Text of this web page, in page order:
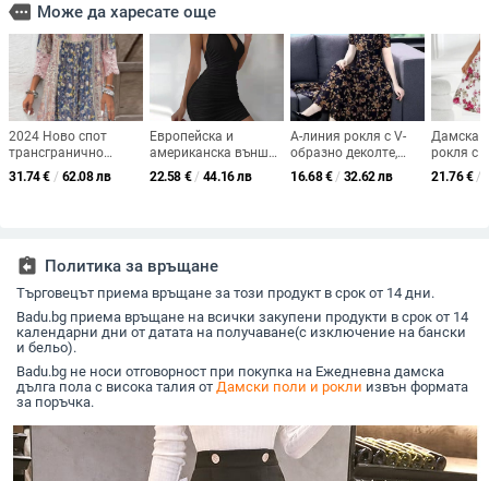
more Може да харесате още
2024 Ново спот
трансгранично
износно европейско
и американско
31.74€ / 62.08 лв
Европейска и
американска външна
търговия Дамска
нова рокля Лятна
22.58 € / 44.16 лв
А-линия рокля с V-
образно деколте,
миди дължина,
флорална шарка,
16.68€ / 32.62 лв
Дамска
рокля с
средна
21.76€ /
assignment_return Политика за връщане
Търговецът приема връщане за този продукт в срок от 14 дни.
Badu.bg приема връщане на всички закупени продукти в срок от 14
календарни дни от датата на получаване(с изключение на бански
и бельо).
Badu.bg не носи отговорност при покупка на Ежедневна дамска
дълга пола с висока талия от Дамски поли и рокли извън формата
за поръчка.